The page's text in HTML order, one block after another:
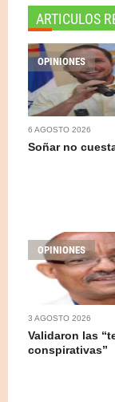
ARTICULOS
OPINIONES
6 AGOSTO 2026
Soñar no
OPINIONES
3 AGOSTO 2026
Validaron las
conspirativas”